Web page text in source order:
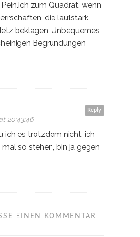
zum Quadrat, wenn
die lautstark
beklagen, Unbequemes
Begründungen
Reply
20:43:46
ich es trotzdem nicht, ich
so stehen, bin ja gegen
EINEN KOMMENTAR